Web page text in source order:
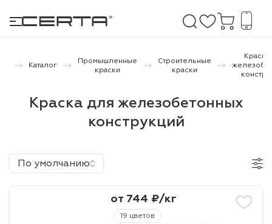
бетону,
Каталог
Промышленные
краски
Строительные
краски
Краска
Краска для железобетонных
конструкций
По умолчанию
19 цветов
от 744 ₽/кг